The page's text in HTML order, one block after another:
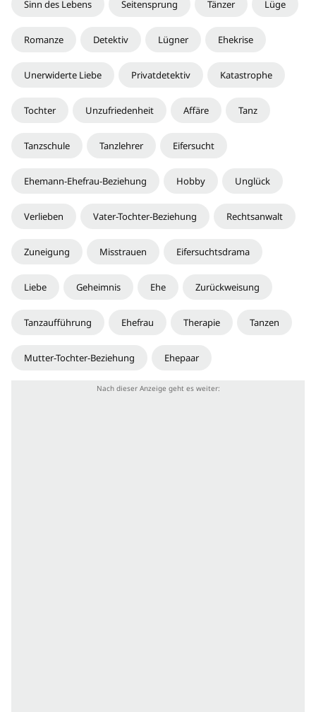
Sinn des Lebens Seitensprung Tänzer Lüge
Romanze Detektiv Lügner Ehekrise
Unerwiderte Liebe Privatdetektiv Katastrophe
Tochter Unzufriedenheit Affäre Tanz
Tanzschule Tanzlehrer Eifersucht
Ehemann-Ehefrau-Beziehung Hobby Unglück
Verlieben Vater-Tochter-Beziehung Rechtsanwalt
Zuneigung Misstrauen Eifersuchtsdrama
Liebe Geheimnis Ehe Zurückweisung
Tanzaufführung Ehefrau Therapie Tanzen
Mutter-Tochter-Beziehung Ehepaar